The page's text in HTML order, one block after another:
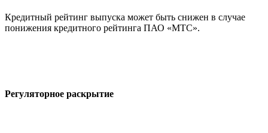
Кредитный рейтинг выпуска может быть снижен в случае
понижения кредитного рейтинга ПАО «МТС».
Регуляторное раскрытие